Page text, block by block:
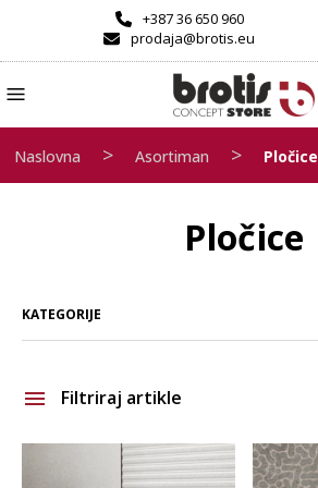
+387 36 650 960
prodaja@brotis.eu
Naslovna > Asortiman > Pločice
Pločice
KATEGORIJE
Filtriraj artikle